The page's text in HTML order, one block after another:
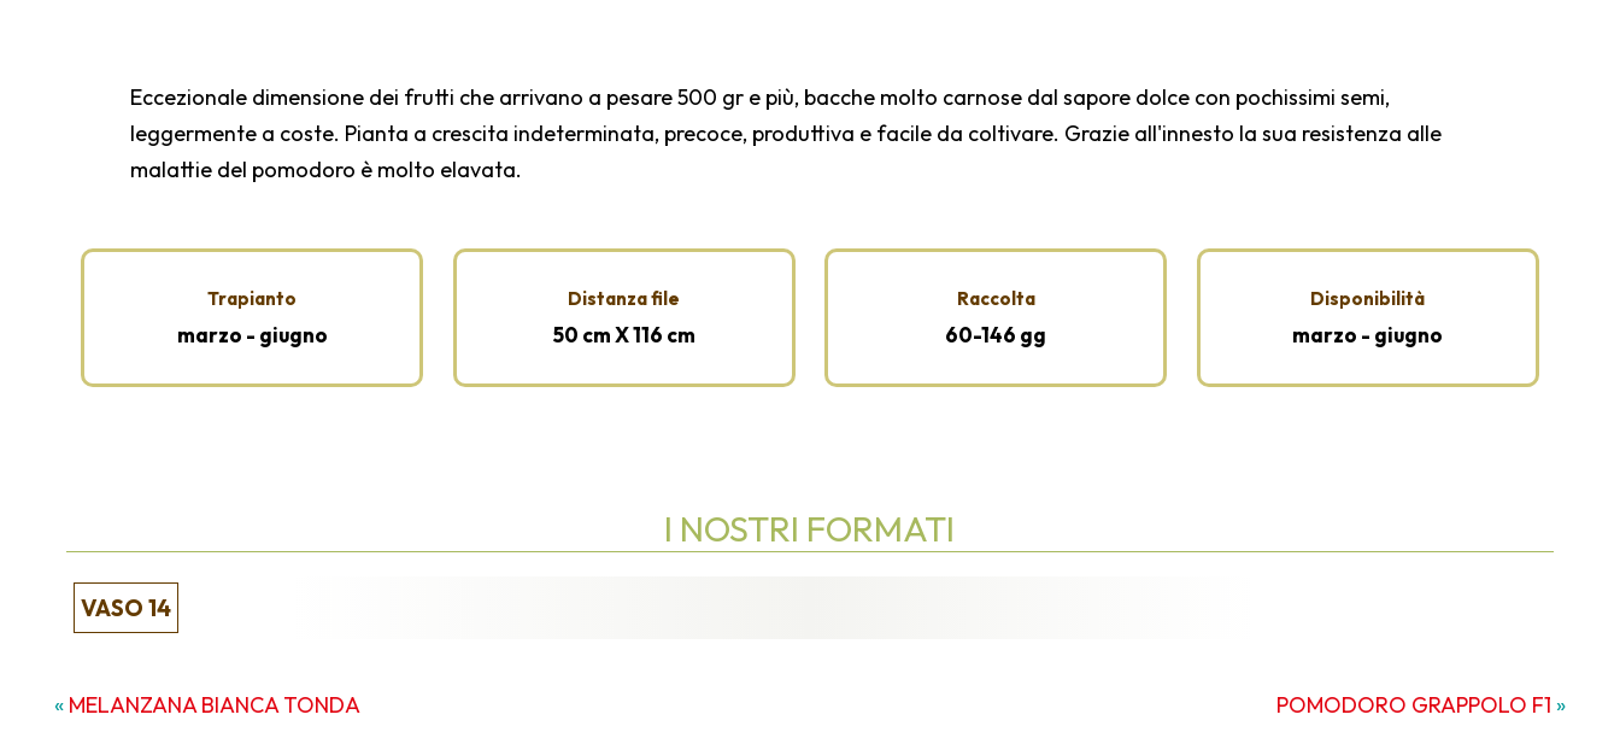
Eccezionale dimensione dei frutti che arrivano a pesare 500 gr e più, bacche molto carnose dal sapore dolce con pochissimi semi,
leggermente a coste. Pianta a crescita indeterminata, precoce, produttiva e facile da coltivare. Grazie all'innesto la sua resistenza alle
malattie del pomodoro è molto elavata.
Trapianto
marzo - giugno
Distanza file
50 cm X 116 cm
Raccolta
60-146 gg
Disponibilità
marzo - giugno
I NOSTRI FORMATI
VASO 14
« MELANZANA BIANCA TONDA POMODORO GRAPPOLO F1 »